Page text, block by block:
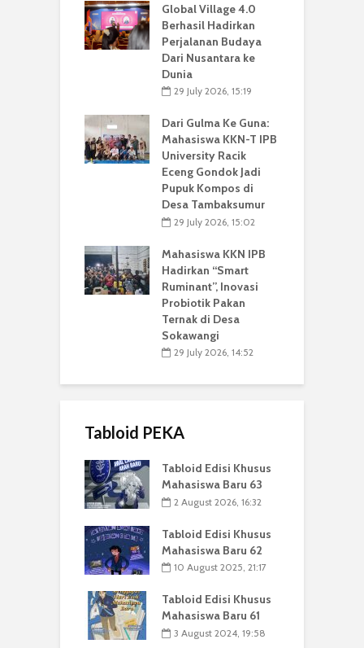
Global Village 4.0
Berhasil Hadirkan
Perjalanan Budaya
Dari Nusantara ke
Dunia
29 July 2026, 15:19
Dari Gulma Ke Guna:
Mahasiswa KKN-T IPB
University Racik
Eceng Gondok Jadi
Pupuk Kompos di
Desa Tambaksumur
29 July 2026, 15:02
Mahasiswa KKN IPB
Hadirkan “Smart
Ruminant”, Inovasi
Probiotik Pakan
Ternak di Desa
Sokawangi
29 July 2026, 14:52
Tabloid PEKA
Tabloid Edisi Khusus
Mahasiswa Baru 63
2 August 2026, 16:32
Tabloid Edisi Khusus
Mahasiswa Baru 62
10 August 2025, 21:17
Tabloid Edisi Khusus
Mahasiswa Baru 61
3 August 2024, 19:58